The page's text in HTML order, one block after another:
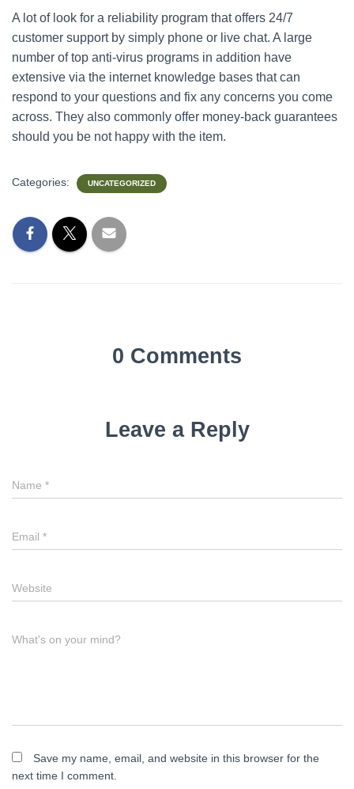
A lot of look for a reliability program that offers 24/7
customer support by simply phone or live chat. A large
number of top anti-virus programs in addition have
extensive via the internet knowledge bases that can
respond to your questions and fix any concerns you come
across. They also commonly offer money-back guarantees
should you be not happy with the item.
Categories: UNCATEGORIZED
0 Comments
Leave a Reply
Name *
Email *
Website
What's on your mind?
Save my name, email, and website in this browser for the
next time I comment.